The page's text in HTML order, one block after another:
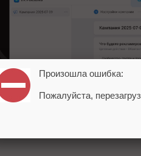
Произошла ошибка:
Пожалуйста,